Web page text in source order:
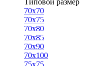
Типовой размер
70х70
70х75
70х80
70х85
70х90
70х100
75х75